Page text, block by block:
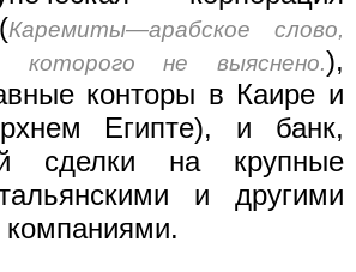
Каремиты—арабское слово,
которого не выяснено.),
конторы в Каире и
Египте), и банк,
сделки на крупные
и другими
компаниями.